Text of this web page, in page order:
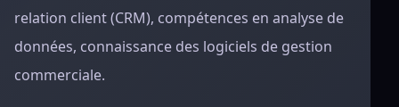
relation client (CRM), compétences en analyse de
données, connaissance des logiciels de gestion
commerciale.